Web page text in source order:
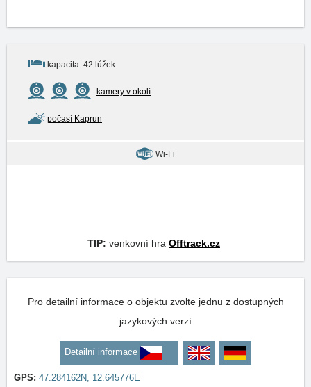
kapacita: 42 lůžek
kamery v okolí
počasí Kaprun
Wi-Fi
TIP: venkovní hra Offtrack.cz
Pro detailní informace o objektu zvolte jednu z dostupných
jazykových verzí
Detailní informace
GPS: 47.284162N, 12.645776E